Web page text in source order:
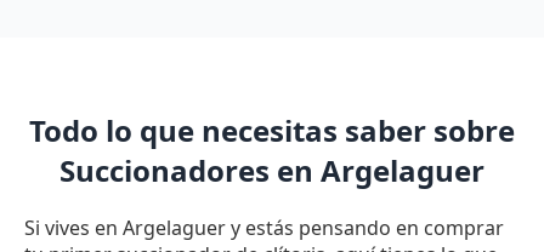
Todo lo que necesitas saber sobre
Succionadores en Argelaguer
Si vives en Argelaguer y estás pensando en comprar